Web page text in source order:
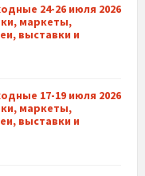
24-26 июля 2026
маркеты,
выставки и
17-19 июля 2026
маркеты,
выставки и